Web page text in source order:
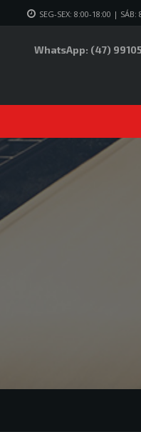
SEG-SEX: 8:00-18:00 | SÁB:
WhatsApp: (47)